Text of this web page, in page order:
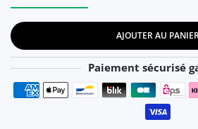
AJOUTER AU
Paiement sécurisé